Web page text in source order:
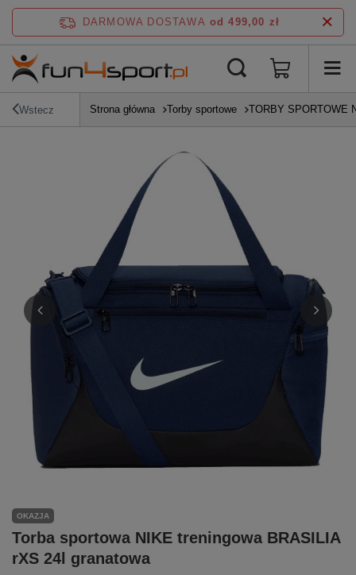
DARMOWA DOSTAWA od 499,00 zł
Wstecz Strona główna Torby sportowe TORBY SPORTOWE
OKAZJA
Torba sportowa NIKE treningowa BRASILIA
rXS 24l granatowa